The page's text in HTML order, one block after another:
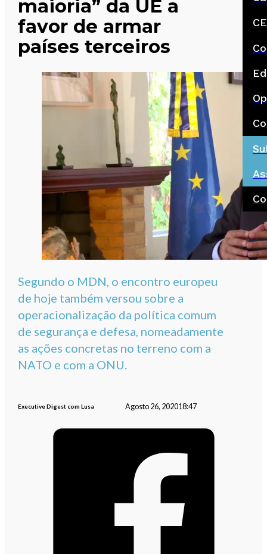
maioria” da UE a
favor de armar
países terceiros
Segundo o MDN, o encontro europeu
de hoje também versou sobre a
operacionalização da política comum
de segurança e defesa, nomeadamente
as ações concretas no terreno com a
NATO e com a ONU.
Executive Digest com Lusa Agosto 26, 202018:47